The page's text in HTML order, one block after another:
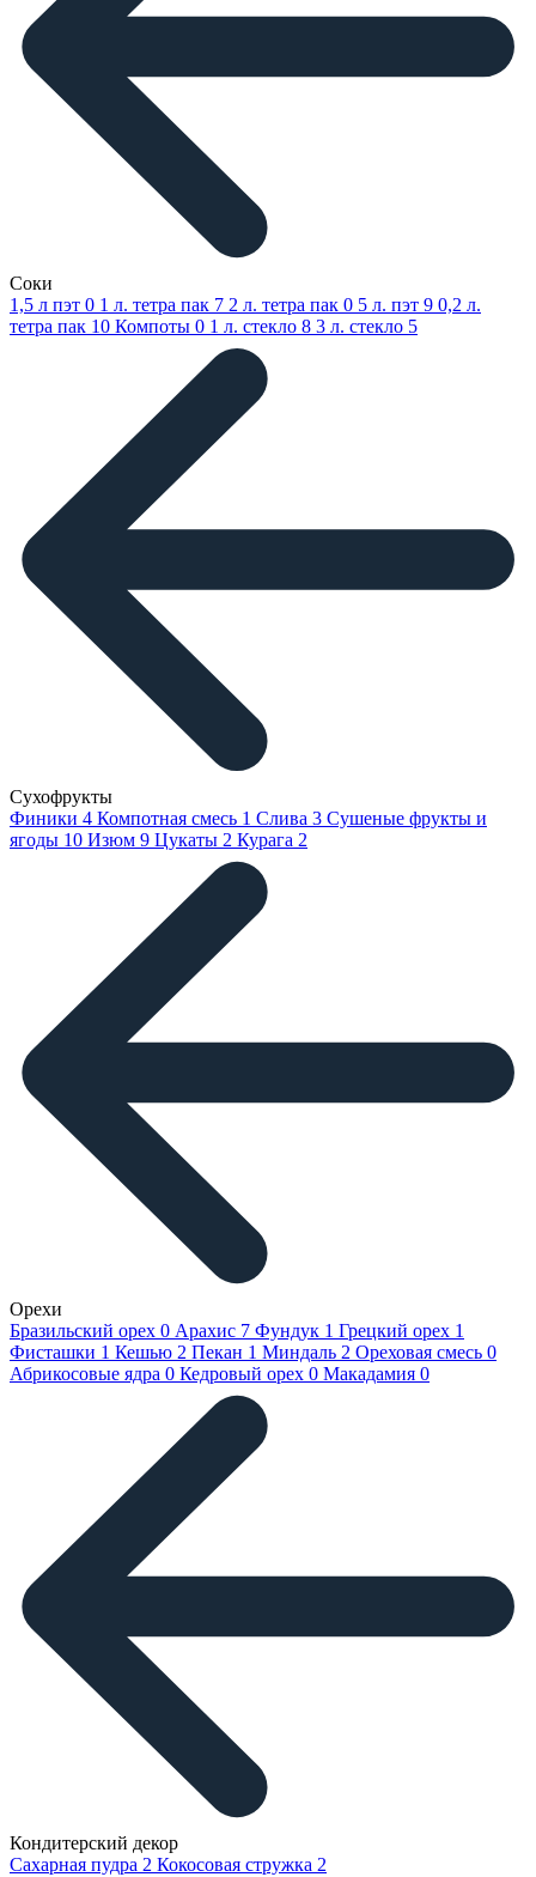
Соки
1,5 л пэт 0 1 л. тетра пак 7 2 л. тетра пак 0 5 л. пэт 9 0,2 л.
тетра пак 10 Компоты 0 1 л. стекло 8 3 л. стекло 5
Сухофрукты
Финики 4 Компотная смесь 1 Слива 3 Сушеные фрукты и
ягоды 10 Изюм 9 Цукаты 2 Курага 2
Орехи
Бразильский орех 0 Арахис 7 Фундук 1 Грецкий орех 1
Фисташки 1 Кешью 2 Пекан 1 Миндаль 2 Ореховая смесь 0
Абрикосовые ядра 0 Кедровый орех 0 Макадамия 0
Кондитерский декор
Сахарная пудра 2 Кокосовая стружка 2